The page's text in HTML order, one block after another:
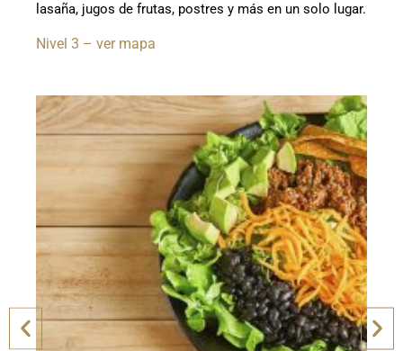
lasaña, jugos de frutas, postres y más en un solo lugar.
Nivel 3 – ver mapa